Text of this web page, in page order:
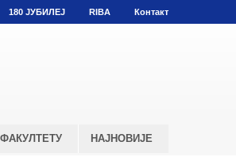
180 ЈУБИЛЕЈ RIBA Контакт
НАЈНОВИЈЕ